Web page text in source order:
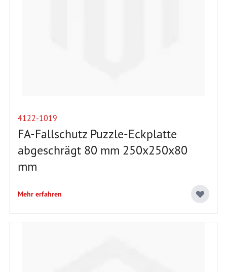
4122-1019
FA-Fallschutz Puzzle-Eckplatte
abgeschrägt 80 mm 250x250x80
mm
Mehr erfahren